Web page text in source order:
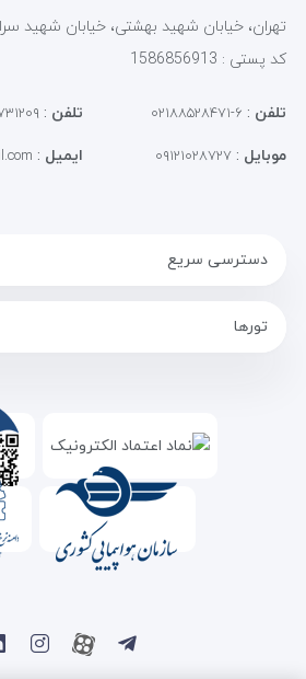
کد پستی : 1586856913
تلفن : ۶-۰۲۱۸۸۵۲۸۴۷۱ تلفن :
موبایل : ۰۹۱۲۱۰۲۸۷۲۷ ایمیل :
دسترسی سریع
تورها